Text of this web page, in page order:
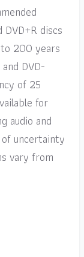
discs
200 years
DVD-
of 25
for
audio and
uncertainty
vary from